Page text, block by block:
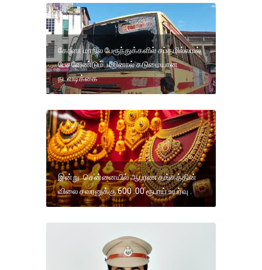
கேரளா மாநில பேரூந்துக்களில் சப்தமில்லமல்
பேசவேண்டும்..மீறினால் கடுமையான
நடவடிக்கை
இன்று சென்னையில் ஆபரண தங்கத்தின்
விலை சவரனுக்கு 600 .00 ரூபாய் உயர்வு .